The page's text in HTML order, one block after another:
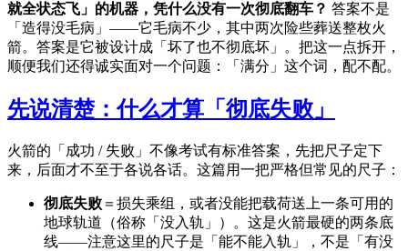
就全状态飞」的机器，凭什么没有一次彻底翻车？ 答案不是
「造得没毛病」——它毛病不少，其中两次险些葬送整枚火
箭。答案是它被设计成「坏了也不彻底坏」。把这一点拆开，
顺便我们还得诚实面对一个问题：「满分」这个词，配不配。
先说清楚：什么才算「彻底失败」
火箭的「成功 / 失败」不像考试有标准答案，先把尺子定下
来，后面才不至于各说各话。这篇用一把严格但常见的尺子：
彻底失败 ＝损失乘组，或者没能把载荷送上一条可用的
地球轨道（俗称「没入轨」）。这是火箭最硬的两条底
线——注意这里的尺子是「能不能入轨」，不是「有没